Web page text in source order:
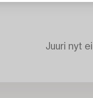
Juuri nyt